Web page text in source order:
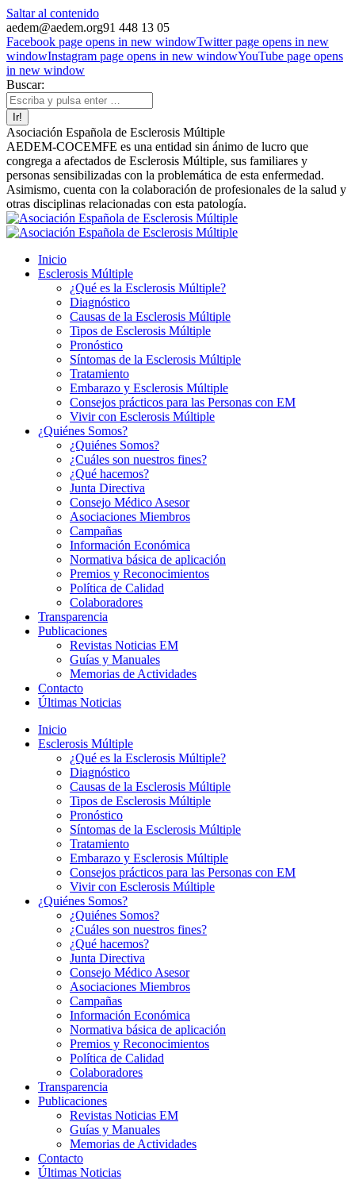
Saltar al contenido
aedem@aedem.org91 448 13 05
Facebook page opens in new windowTwitter page opens in new
windowInstagram page opens in new windowYouTube page opens
in new window
Buscar:
Asociación Española de Esclerosis Múltiple
AEDEM-COCEMFE es una entidad sin ánimo de lucro que
congrega a afectados de Esclerosis Múltiple, sus familiares y
personas sensibilizadas con la problemática de esta enfermedad.
Asimismo, cuenta con la colaboración de profesionales de la salud y
otras disciplinas relacionadas con esta patología.
Inicio
Esclerosis Múltiple
¿Qué es la Esclerosis Múltiple?
Diagnóstico
Causas de la Esclerosis Múltiple
Tipos de Esclerosis Múltiple
Pronóstico
Síntomas de la Esclerosis Múltiple
Tratamiento
Embarazo y Esclerosis Múltiple
Consejos prácticos para las Personas con EM
Vivir con Esclerosis Múltiple
¿Quiénes Somos?
¿Quiénes Somos?
¿Cuáles son nuestros fines?
¿Qué hacemos?
Junta Directiva
Consejo Médico Asesor
Asociaciones Miembros
Campañas
Información Económica
Normativa básica de aplicación
Premios y Reconocimientos
Política de Calidad
Colaboradores
Transparencia
Publicaciones
Revistas Noticias EM
Guías y Manuales
Memorias de Actividades
Contacto
Últimas Noticias
Inicio
Esclerosis Múltiple
¿Qué es la Esclerosis Múltiple?
Diagnóstico
Causas de la Esclerosis Múltiple
Tipos de Esclerosis Múltiple
Pronóstico
Síntomas de la Esclerosis Múltiple
Tratamiento
Embarazo y Esclerosis Múltiple
Consejos prácticos para las Personas con EM
Vivir con Esclerosis Múltiple
¿Quiénes Somos?
¿Quiénes Somos?
¿Cuáles son nuestros fines?
¿Qué hacemos?
Junta Directiva
Consejo Médico Asesor
Asociaciones Miembros
Campañas
Información Económica
Normativa básica de aplicación
Premios y Reconocimientos
Política de Calidad
Colaboradores
Transparencia
Publicaciones
Revistas Noticias EM
Guías y Manuales
Memorias de Actividades
Contacto
Últimas Noticias